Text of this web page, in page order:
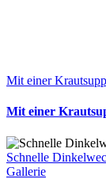
Mit einer
Mit einer
Schnelle
Gallerie